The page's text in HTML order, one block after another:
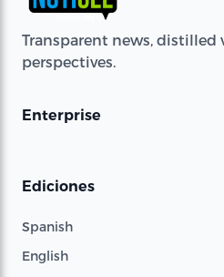
Transparent news, distilled
perspectives.
Enterprise
Ediciones
Spanish
English